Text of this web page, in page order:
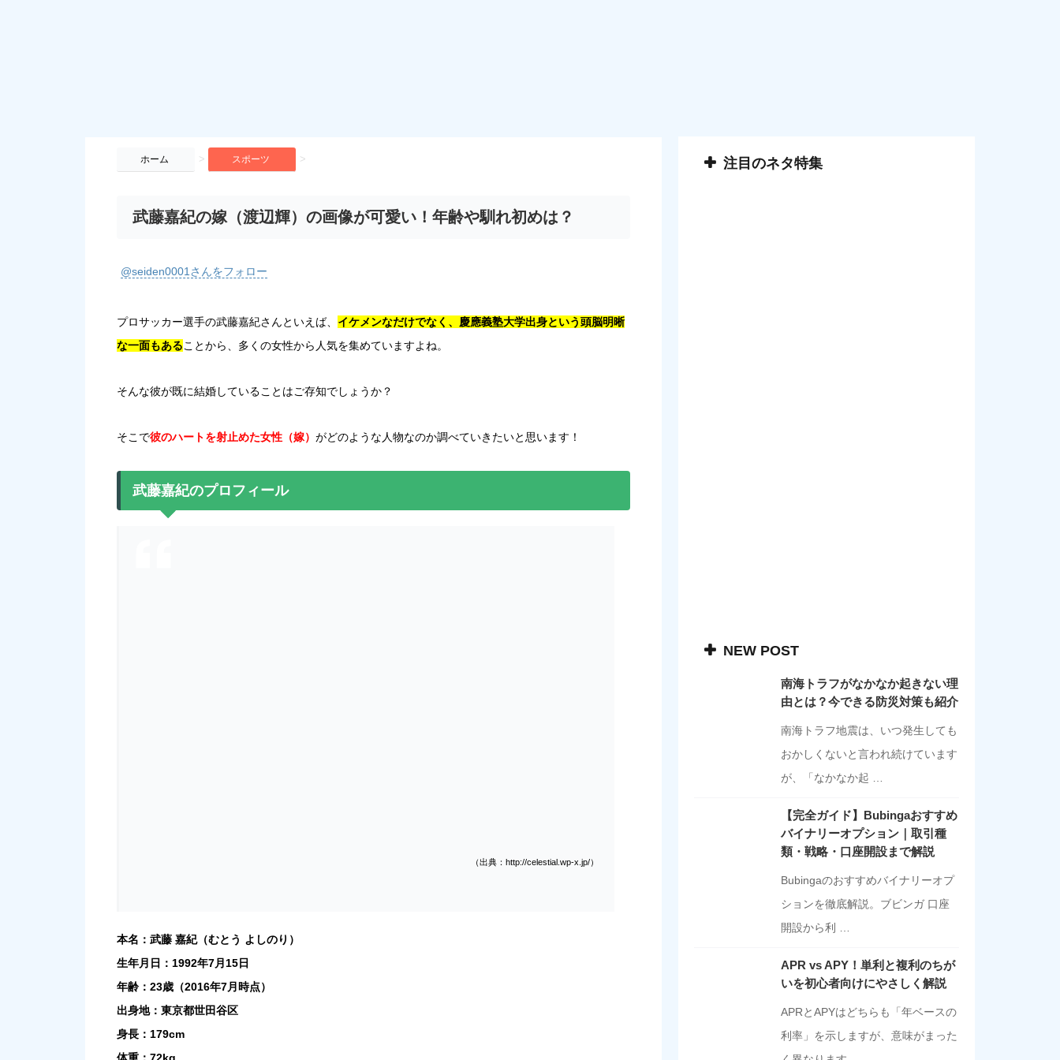
ホーム > スポーツ >
武藤嘉紀の嫁（渡辺輝）の画像が可愛い！年齢や馴れ初めは？
@seiden0001さんをフォロー
プロサッカー選手の武藤嘉紀さんといえば、 イケメンなだけでなく、慶應義塾大学出身という頭脳明晰
な一面もあることから、多くの女性から人気を集めていますよね。
そんな彼が既に結婚していることはご存知でしょうか？
そこで彼のハートを射止めた女性（嫁） がどのような人物なのか調べていきたいと思います！
武藤嘉紀のプロフィール
（出典：http://celestial.wp-x.jp/）
本名：武藤 嘉紀（むとう よしのり）
生年月日：1992年7月15日
年齢：23歳（2016年7月時点）
出身地：東京都世田谷区
身長：179cm
注目のネタ特集
NEW POST
南海トラフがなかなか起きない理
由とは？今できる防災対策も紹介
南海トラフ地震は、いつ発生しても
おかしくないと言われ続けています
が、「なかなか起 …
【完全ガイド】Bubingaおすすめ
バイナリーオプション｜取引種
類・戦略・口座開設まで解説
Bubingaのおすすめバイナリーオプ
ションを徹底解説。ブビンガ 口座
開設から利 …
APR vs APY！単利と複利のちが
いを初心者向けにやさしく解説
APRとAPYはどちらも「年ベースの
利率」を示しますが、意味がまった